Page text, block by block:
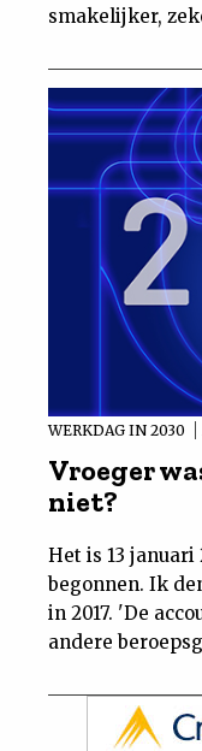
smakelijker,
WERKDAG IN 2030
Vroeger
niet?
Het is 13 januari
begonnen. Ik
in 2017. 'De
andere